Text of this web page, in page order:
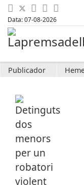
Data: 07-08-2026
Publicador